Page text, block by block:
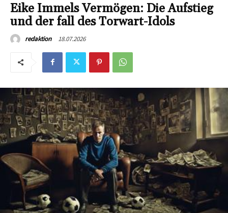
Eike Immels Vermögen: Die Aufstieg
und der fall des Torwart-Idols
redaktion 18.07.2026